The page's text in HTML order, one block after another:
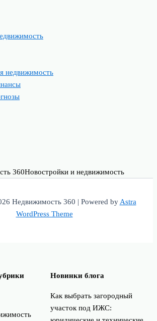
недвижимость
360Новостройки и недвижимость
Недвижимость 360 | Powered byAstra
WordPress Theme
Новинки блога
Как выбрать загородный
участок под ИЖС: